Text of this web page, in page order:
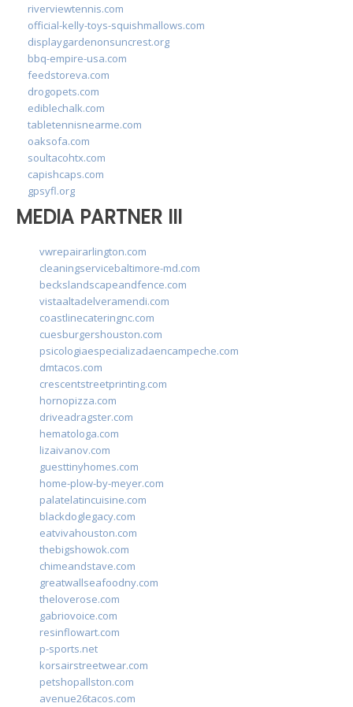
riverviewtennis.com
official-kelly-toys-squishmallows.com
displaygardenonsuncrest.org
bbq-empire-usa.com
feedstoreva.com
drogopets.com
ediblechalk.com
tabletennisnearme.com
oaksofa.com
soultacohtx.com
capishcaps.com
gpsyfl.org
MEDIA PARTNER III
vwrepairarlington.com
cleaningservicebaltimore-md.com
beckslandscapeandfence.com
vistaaltadelveramendi.com
coastlinecateringnc.com
cuesburgershouston.com
psicologiaespecializadaencampeche.com
dmtacos.com
crescentstreetprinting.com
hornopizza.com
driveadragster.com
hematologa.com
lizaivanov.com
guesttinyhomes.com
home-plow-by-meyer.com
palatelatincuisine.com
blackdoglegacy.com
eatvivahouston.com
thebigshowok.com
chimeandstave.com
greatwallseafoodny.com
theloverose.com
gabriovoice.com
resinflowart.com
p-sports.net
korsairstreetwear.com
petshopallston.com
avenue26tacos.com